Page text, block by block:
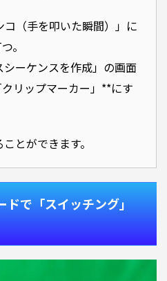
（手を叩いた瞬間）」に
。
ーケンスを作成」の画面
リップマーカー」**にす
とができます。
ドで「スイッチング」